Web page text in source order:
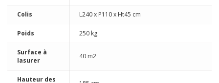
Colis L240 x P110 x Ht45 cm
Poids 250 kg
Surface à
lasurer
40 m2
Hauteur des